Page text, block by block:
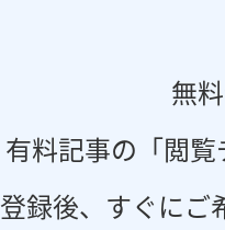
無
有料記事の「閲
登録後、すぐにご